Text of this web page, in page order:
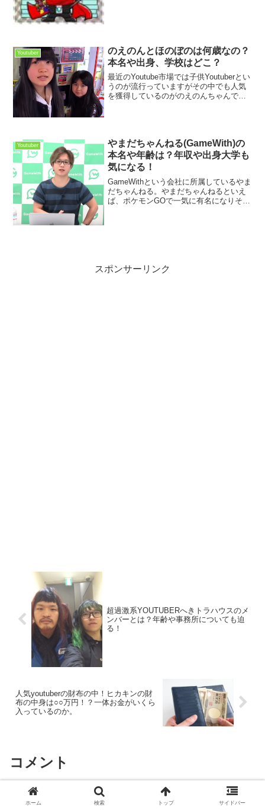
Youtuber
のえのんとほのぼのは何歳なの？
本名や出身、学校はどこ？
最近のYoutube市場では子供Youtuberとい
うのが流行っていますがその中でも人気
を獲得しているのがのえのんちゃんで
Youtuber
やまだちゃんねる(GameWith)の
本名や年齢は？年収や出身大学も
気になる！
GameWithという会社に所属しているやま
だちゃんねる。やまだちゃんねるといえ
ば、ポケモンGOで一気に有名になりそれ
スポンサーリンク
超過激系YOUTUBERへきトラハウスのメ
ンバーとは？年齢や事務所についても迫
る！
人気youtuberの財布の中！ヒカキンの財
布の中身は○○万円！？一体お金がいくら
入っているのか。
コメント
コメントを書き込む
ホーム 検索 トップ サイドバー